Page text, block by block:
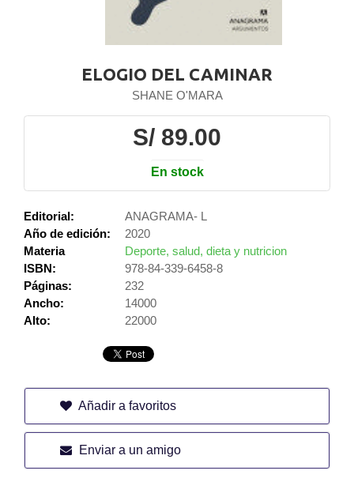
ELOGIO DEL CAMINAR
SHANE O'MARA
S/ 89.00
En stock
Editorial:
ANAGRAMA- L
Año de edición:
2020
Materia
Deporte, salud, dieta y nutricion
ISBN:
978-84-339-6458-8
Páginas:
232
Ancho:
14000
Alto:
22000
Añadir a favoritos
Enviar a un amigo